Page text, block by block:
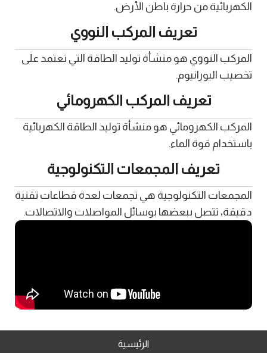
الكهربائية من حرارة باطن الأرض.
تعريف المركب النووي
المركب النووي هو منشأة توليد الطاقة التي تعتمد على
تخصيب اليورانيوم.
تعريف المركب الكهرومائي
المركب الكهرومائي هو منشأة توليد الطاقة الكهربائية
باستخدام قوة الماء.
تعريف المجمعات التكنولوجية
المجمعات التكنولوجية هي تجمعات لعدة قطاعات تقنية
دقيقة، تتصل ببعضها بوسائل المواصلات والاتصالات.
الرئيسية